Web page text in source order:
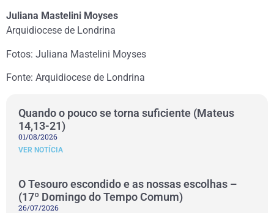
Juliana Mastelini Moyses
Arquidiocese de Londrina
Fotos: Juliana Mastelini Moyses
Fonte: Arquidiocese de Londrina
Quando o pouco se torna suficiente (Mateus
14,13-21)
01/08/2026
VER NOTÍCIA
O Tesouro escondido e as nossas escolhas –
(17º Domingo do Tempo Comum)
26/07/2026